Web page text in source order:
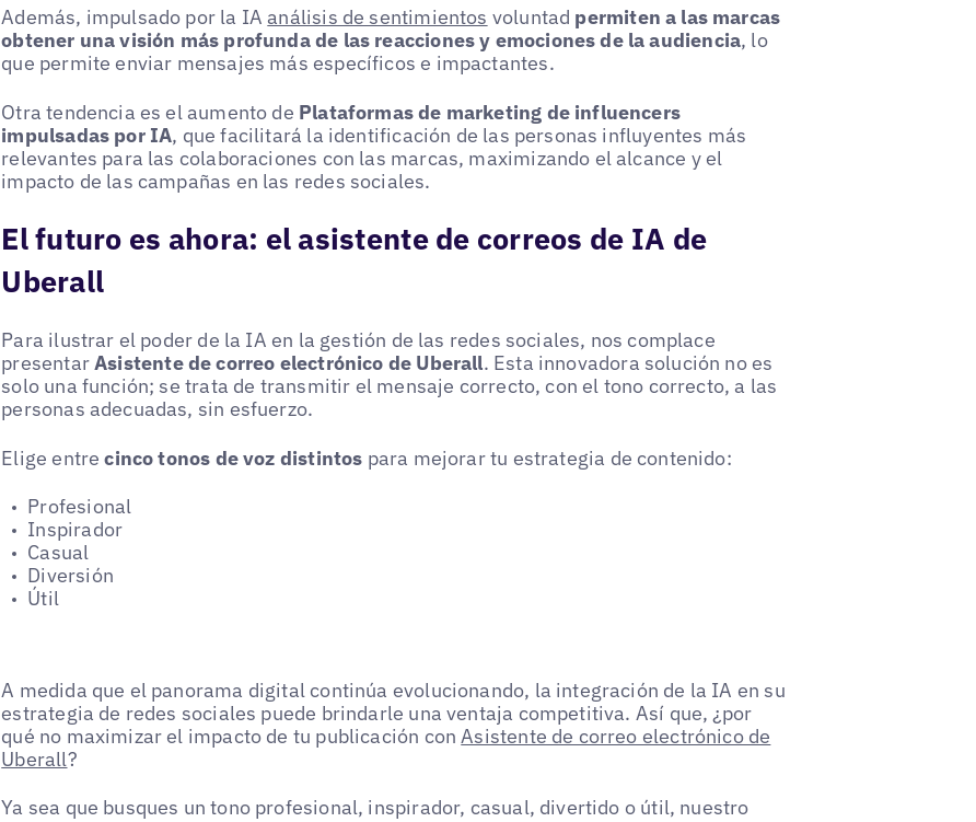
Además, impulsado por la IAanálisis de sentimientos voluntad permiten a las marcas
obtener una visión más profunda de las reacciones y emociones de la audiencia, lo
que permite enviar mensajes más específicos e impactantes.
Otra tendencia es el aumento de Plataformas de marketing de influencers
impulsadas por IA, que facilitará la identificación de las personas influyentes más
relevantes para las colaboraciones con las marcas, maximizando el alcance y el
impacto de las campañas en las redes sociales.
El futuro es ahora: el asistente de correos de IA de
Uberall
Para ilustrar el poder de la IA en la gestión de las redes sociales, nos complace
presentarAsistente de correo electrónico de Uberall. Esta innovadora solución no es
solo una función; se trata de transmitir el mensaje correcto, con el tono correcto, a las
personas adecuadas, sin esfuerzo.
Elige entre cinco tonos de voz distintos para mejorar tu estrategia de contenido:
Profesional
Inspirador
Casual
Diversión
Útil
A medida que el panorama digital continúa evolucionando, la integración de la IA en su
estrategia de redes sociales puede brindarle una ventaja competitiva. Así que, ¿por
qué no maximizar el impacto de tu publicación conAsistente de correo electrónico de
Uberall?
Ya sea que busques un tono profesional, inspirador, casual, divertido o útil, nuestro